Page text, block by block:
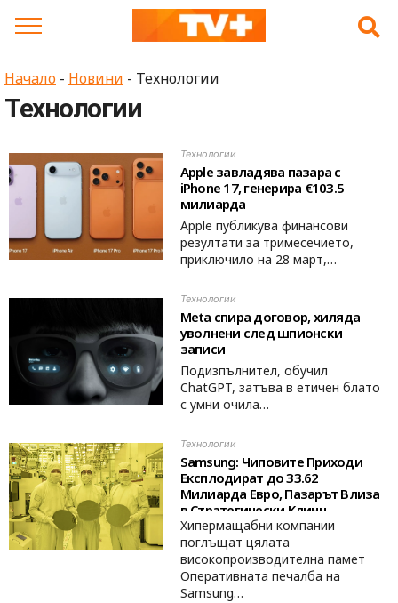
Начало - Новини - Технологии
Технологии
Технологии
Apple завладява пазара с
iPhone 17, генерира €103.5
милиарда
Apple публикува финансови
резултати за тримесечието,
приключило на 28 март,…
Технологии
Meta спира договор, хиляда
уволнени след шпионски
записи
Подизпълнител, обучил
ChatGPT, затъва в етичен блато
с умни очила…
Технологии
Samsung: Чиповите Приходи
Експлодират до 33.62
Милиарда Евро, Пазарът Влиза
в Стратегически Клинч
Хипермащабни компании
поглъщат цялата
високопроизводителна памет
Оперативната печалба на
Samsung…